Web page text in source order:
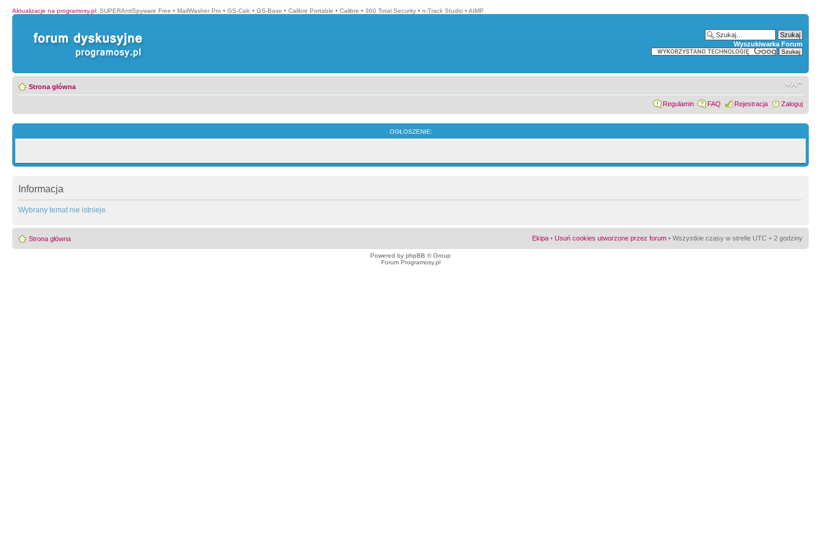
Aktualizacje na programosy.pl: SUPERAntiSpyware Free • MailWasher Pro • GS-Calc • GS-Base • Calibre Portable • Calibre • 360 Total Security • n-Track Studio • AIMP
Wyszukiwarka Forum
Strona główna
Regulamin FAQ Rejestracja Zaloguj
OGŁOSZENIE:
Informacja
Wybrany temat nie istnieje.
Strona główna Ekipa • Usuń cookies utworzone przez forum • Wszystkie czasy w strefie UTC + 2 godziny
Powered by phpBB © Group
Forum Programosy.pl